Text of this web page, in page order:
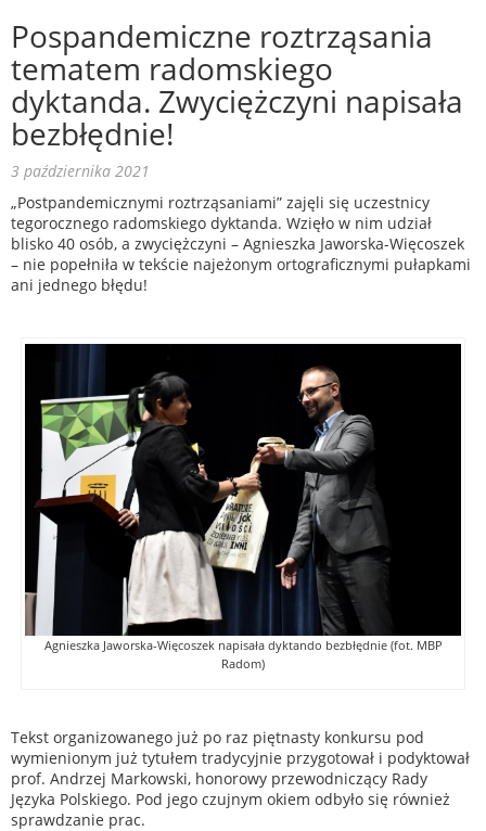
Pospandemiczne roztrząsania
tematem radomskiego
dyktanda. Zwyciężczyni napisała
bezbłędnie!
3 października 2021
„Postpandemicznymi roztrząsaniami” zajęli się uczestnicy
tegorocznego radomskiego dyktanda. Wzięło w nim udział
blisko 40 osób, a zwyciężczyni – Agnieszka Jaworska-Więcoszek
– nie popełniła w tekście najeżonym ortograficznymi pułapkami
ani jednego błędu!
Agnieszka Jaworska-Więcoszek napisała dyktando bezbłędnie (fot. MBP
Radom)
Tekst organizowanego już po raz piętnasty konkursu pod
wymienionym już tytułem tradycyjnie przygotował i podyktował
prof. Andrzej Markowski, honorowy przewodniczący Rady
Języka Polskiego. Pod jego czujnym okiem odbyło się również
sprawdzanie prac.